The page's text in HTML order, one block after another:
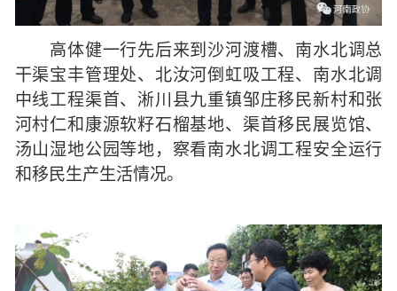
高体健一行先后来到沙河渡槽、南水北调总
干渠宝丰管理处、北汝河倒虹吸工程、南水北调
中线工程渠首、淅川县九重镇邹庄移民新村和张
河村仁和康源软籽石榴基地、渠首移民展览馆、
汤山湿地公园等地，察看南水北调工程安全运行
和移民生产生活情况。